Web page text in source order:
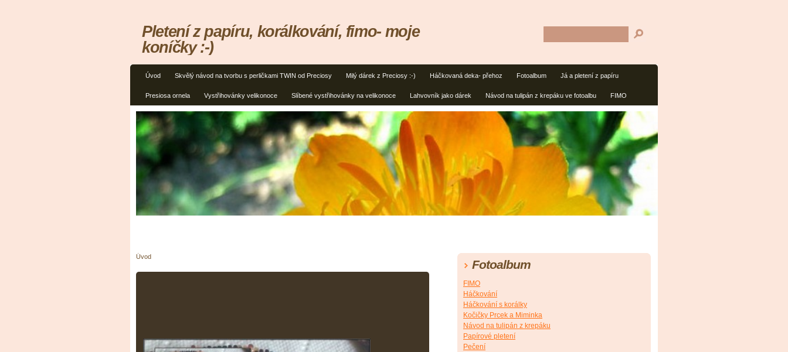
Úvod Skvělý návod na tvorbu s perličkami TWIN od Preciosy Milý dárek z Preciosy :-) Háčkovaná deka- přehoz Fotoalbum Já a pletení z papíru
Presiosa ornela Vystřihovánky velikonoce Slíbené vystřihovánky na velikonoce Lahvovník jako dárek Návod na tulipán z krepáku ve fotoalbu FIMO
Pletení z papíru, korálkování, fimo- moje
koníčky :-)
Úvod
Fotoalbum
FIMO
Háčkování
Háčkování s korálky
Kočičky Prcek a Miminka
Návod na tulipán z krepáku
Papírové pletení
Pečení